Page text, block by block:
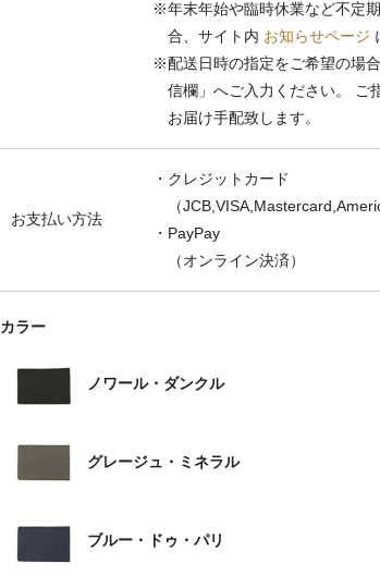
※年末年始や臨時休業など不定
合、サイト内 お知らせページ
※配送日時の指定をご希望の場
信欄」へご入力ください。 ご
お届け手配致します。
お支払い方法
・クレジットカード
（
・PayPay
（オンライン決済）
カラー
ノワール・ダンクル
グレージュ・ミネラル
ブルー・ドゥ・パリ